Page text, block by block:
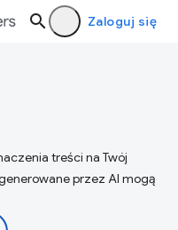
Zaloguj się
treści na Twój
przez AI mogą